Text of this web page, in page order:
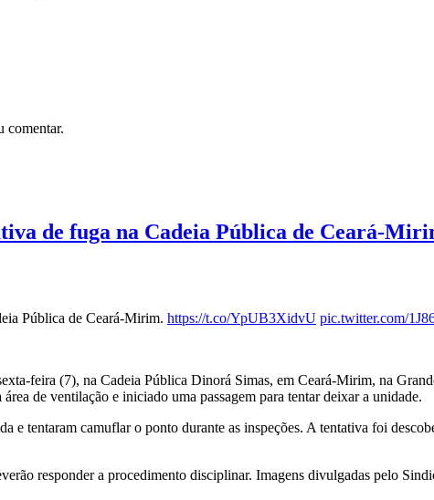
comentar.
de fuga na Cadeia Pública de Ceará-
Pública de Ceará-Mirim. https://t.co/YpUB3XidvU pic.twitter.com/
feira (7), na Cadeia Pública Dinorá Simas, em Ceará-Mirim, na
de ventilação e iniciado uma passagem para tentar deixar a unidade.
e tentaram camuflar o ponto durante as inspeções. A tentativa foi
responder a procedimento disciplinar. Imagens divulgadas pelo